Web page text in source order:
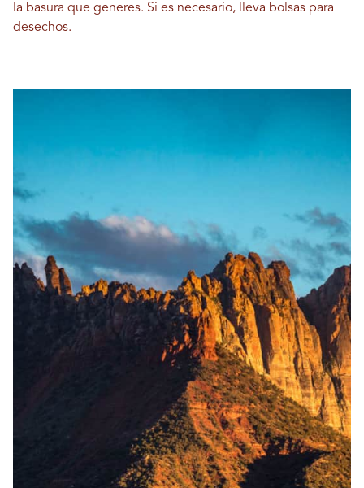
la basura que generes. Si es necesario, lleva bolsas para
desechos.